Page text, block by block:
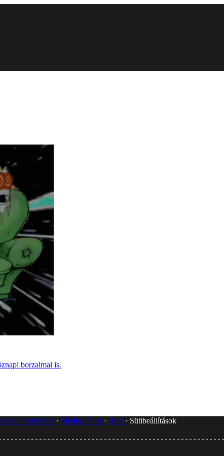
borzalmai is.
dokumentumok Médiaajánlat RSS
Sütibeállítások